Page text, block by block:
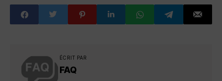
ÉCRIT PAR
FAQ